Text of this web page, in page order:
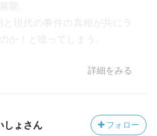
開。
と現代の事件の真相が共にラ
か！と唸ってしまう。
詳細をみる
しょさん フォロー